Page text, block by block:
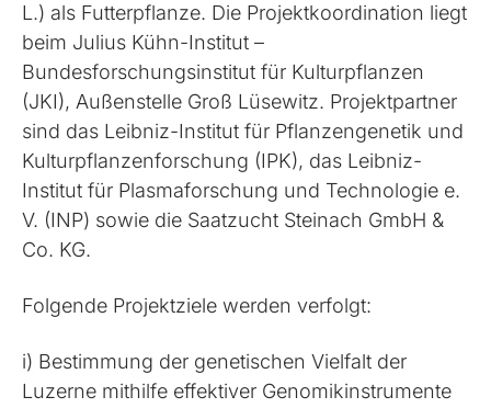
L.) als Futterpflanze. Die Projektkoordination liegt
beim Julius Kühn-Institut –
Bundesforschungsinstitut für Kulturpflanzen
(JKI), Außenstelle Groß Lüsewitz. Projektpartner
sind das Leibniz-Institut für Pflanzengenetik und
Kulturpflanzenforschung (IPK), das Leibniz-
Institut für Plasmaforschung und Technologie e.
V. (INP) sowie die Saatzucht Steinach GmbH &
Co. KG.
Folgende Projektziele werden verfolgt:
i) Bestimmung der genetischen Vielfalt der
Luzerne mithilfe effektiver Genomikinstrumente